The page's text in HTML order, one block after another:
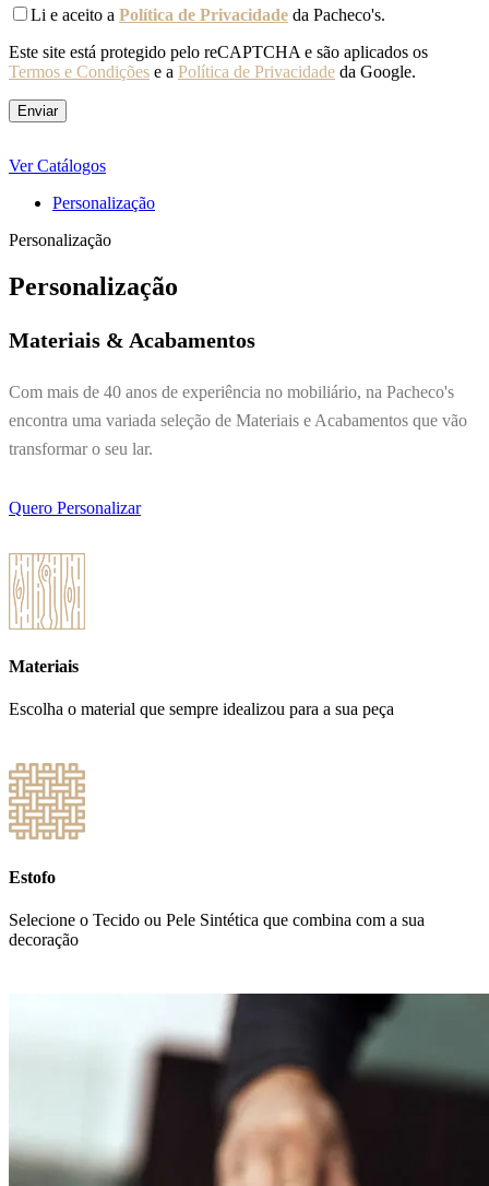
Li e aceito a Política de Privacidade da Pacheco's.
Este site está protegido pelo reCAPTCHA e são aplicados os
Termos e Condições e a Política de Privacidade da Google.
Ver Catálogos
Personalização
Personalização
Personalização
Materiais & Acabamentos
Com mais de 40 anos de experiência no mobiliário, na Pacheco's
encontra uma variada seleção de Materiais e Acabamentos que vão
transformar o seu lar.
Quero Personalizar
Materiais
Escolha o material que sempre idealizou para a sua peça
Estofo
Selecione o Tecido ou Pele Sintética que combina com a sua
decoração